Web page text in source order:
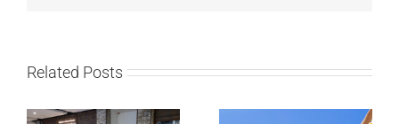
Related Posts